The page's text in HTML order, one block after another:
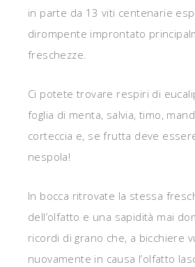
in parte da 13 viti centenarie
dirompente improntato
freschezze.
Ci potete trovare respiri di
foglia di menta, salvia, timo,
corteccia e, se frutta deve
nespola!
In bocca ritrovate la stessa
dell’olfatto e una sapidità mai
ricordi di grano che, a bicchiere
nuovamente in causa l’olfatto